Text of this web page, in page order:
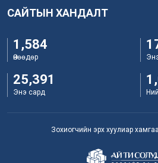
САЙТЫН ХАНДАЛТ
1,584
Өнөөдөр
25,391
Энэ сард
Зохиогчийн эрх хуулиар